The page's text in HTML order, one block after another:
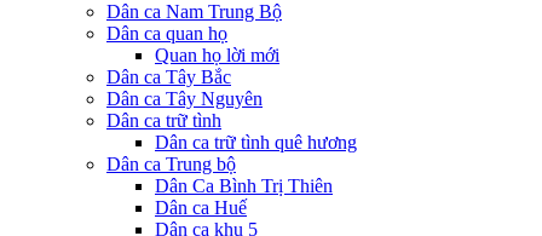
Dân ca Nam Trung Bộ
Dân ca quan họ
Quan họ lời mới
Dân ca Tây Bắc
Dân ca Tây Nguyên
Dân ca trữ tình
Dân ca trữ tình quê hương
Dân ca Trung bộ
Dân Ca Bình Trị Thiên
Dân ca Huế
Dân ca khu 5